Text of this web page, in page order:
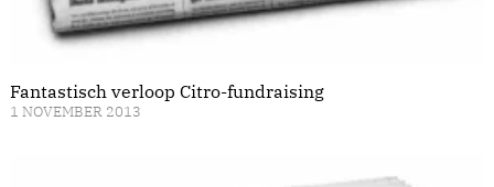
Fantastisch verloop Citro-fundraising
1 NOVEMBER 2013